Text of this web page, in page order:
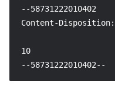
--58731222010402
Content-
10
--58731222010402--